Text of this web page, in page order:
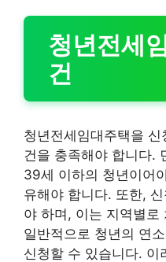
청년전세
건
청년전세임대주택을
건을 충족해야 합니다.
39세 이하의 청년이어
유해야 합니다. 또한,
야 하며, 이는 지역별로
일반적으로 청년의 연
신청할 수 있습니다. 이